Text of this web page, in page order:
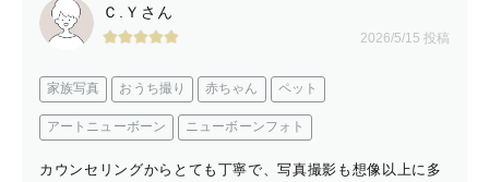
Ｃ.Ｙさん
2026/5/15 投稿
家族写真 おうち撮り 赤ちゃん ペット
アートニューボーン ニューボーンフォト
カウンセリングからとても丁寧で、写真撮影も想像以上に多